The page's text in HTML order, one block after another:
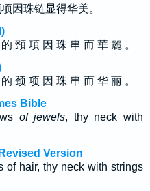
因珠链显得华美。
頸 項 因 珠 串 而 華 麗 。
颈 项 因 珠 串 而 华 丽 。
Bible
of jewels, thy neck with
Version
of hair, thy neck with strings